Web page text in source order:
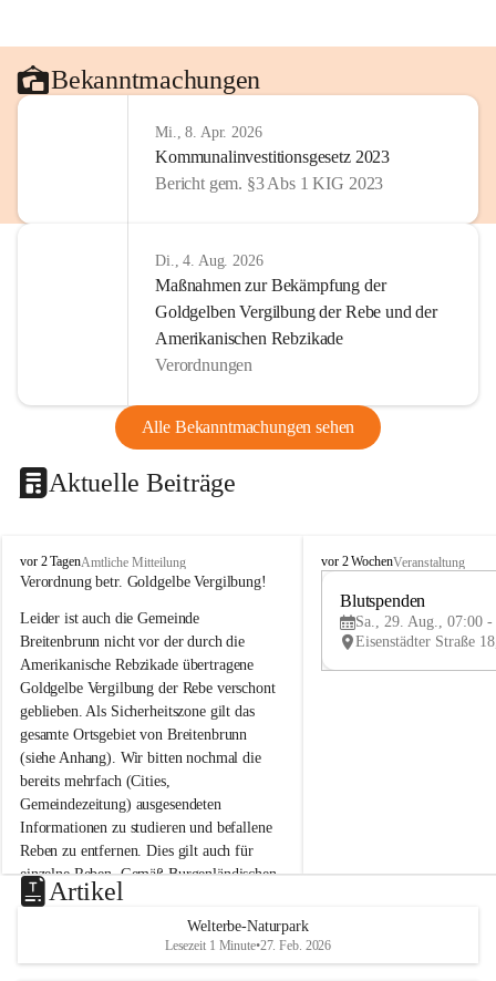
Bekanntmachungen
Mi., 8. Apr. 2026
Kommunalinvestitionsgesetz 2023
Bericht gem. §3 Abs 1 KIG 2023
Di., 4. Aug. 2026
Maßnahmen zur Bekämpfung der
Goldgelben Vergilbung der Rebe und der
Amerikanischen Rebzikade
Verordnungen
Alle Bekanntmachungen sehen
Aktuelle Beiträge
B
r
i
t
e
n
b
r
u
n
n
a
m
N
e
u
s
d
vor 2 TagenAmtliche Mitteilung
Verordnung betr. Goldgelbe Vergilbung!
Leider ist auch die Gemeinde
Breitenbrunn nicht vor der durch die
Amerikanische Rebzikade übertragene
Goldgelbe Vergilbung der Rebe verschont
geblieben. Als Sicherheitszone gilt das
gesamte Ortsgebiet von Breitenbrunn
(siehe Anhang). Wir bitten nochmal die
bereits mehrfach (Cities,
Gemeindezeitung) ausgesendeten
Informationen zu studieren und befallene
Reben zu entfernen. Dies gilt auch für
einzelne Reben. Gemäß Burgenländischen
Weinbaugesetz sind nicht gepflegte oder
unzulässige Weingärten zu roden! Bitte
helfen wir zusammen um unsere Winzer
vor den prognostizierten Ernteausfällen
B
e
u
e
d
vor 2 WochenVeranstaltung
Blutspenden
Sa., 29. Aug., 07:00 -
Artikel
Welterbe-Naturpark
Lesezeit 1 Minute•27. Feb. 2026